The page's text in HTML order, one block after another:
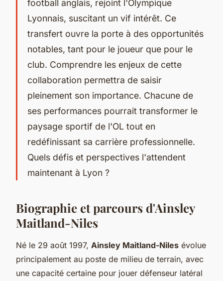
football anglais, rejoint l'Olympique
Lyonnais, suscitant un vif intérêt. Ce
transfert ouvre la porte à des opportunités
notables, tant pour le joueur que pour le
club. Comprendre les enjeux de cette
collaboration permettra de saisir
pleinement son importance. Chacune de
ses performances pourrait transformer le
paysage sportif de l'OL tout en
redéfinissant sa carrière professionnelle.
Quels défis et perspectives l'attendent
maintenant à Lyon ?
Biographie et parcours d'Ainsley
Maitland-Niles
Né le 29 août 1997, Ainsley Maitland-Niles évolue
principalement au poste de milieu de terrain, avec
une capacité certaine pour jouer défenseur latéral